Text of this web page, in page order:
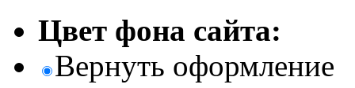
Цвет фона сайта:
Вернуть оформление